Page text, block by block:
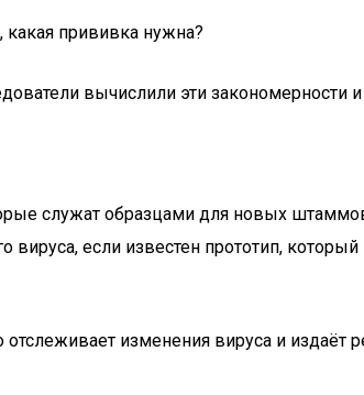
какая прививка нужна?
вычислили эти закономерности
служат образцами для новых
вируса, если известен прототип,
изменения вируса и